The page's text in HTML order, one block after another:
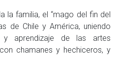
la familia, el “mago del fin del
de Chile y América, uniendo
y aprendizaje de las artes
chamanes y hechiceros, y